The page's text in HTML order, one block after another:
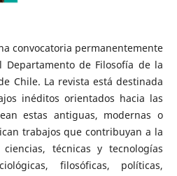
convocatoria permanentemente
de Filosofía de la
Chile. La revista está destinada
inéditos orientados hacia las
estas antiguas, modernas o
trabajos que contribuyan a la
técnicas y tecnologías
filosóficas, políticas,